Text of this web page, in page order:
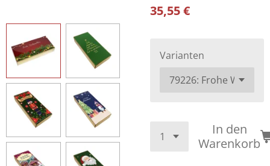
35,55 €
Varianten
In den
Warenkorb